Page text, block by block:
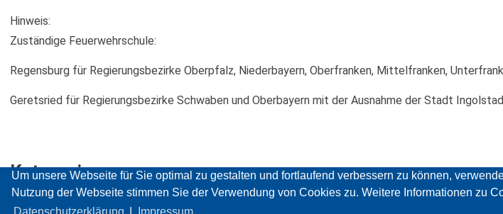
Um unsere Webseite für Sie optimal zu gestalten und fortlaufend verbessern zu können,
Nutzung der Webseite stimmen Sie der Verwendung von Cookies zu. Weitere Informationen zu
Datenschutzerklärung
Impressum
Hinweis:
Zuständige Feuerwehrschule:
Regensburg für Regierungsbezirke Oberpfalz, Niederbayern, Oberfranken, Mittelfranken,
Geretsried für Regierungsbezirke Schwaben und Oberbayern mit der Ausnahme der Stadt
Kategorie
Staatliche Feuerwehrschulen